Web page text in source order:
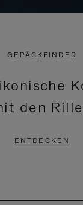
GEPÄCKFINDER
den
ENTDECKEN